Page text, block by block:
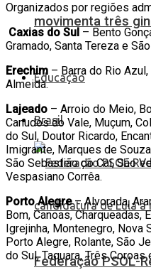
movimenta três
Educação
Brasil
Federação PSOL-
Organizados por regiões
Caxias do Sul – Bento
Gramado, Santa Tereza e
Erechim – Barra do Rio
Almeida.
Lajeado – Arroio do Meio,
Canudos do Vale, Muçum,
do Sul, Doutor Ricardo,
Imigrante, Marques de
São Sebastião do Caí, São
Vespasiano Corrêa.
Porto Alegre– Alvorada,
Bom, Canoas, Charqueadas,
Igrejinha, Montenegro, Nova
Porto Alegre, Rolante, São
do Sul, Taquara, Três Coroas